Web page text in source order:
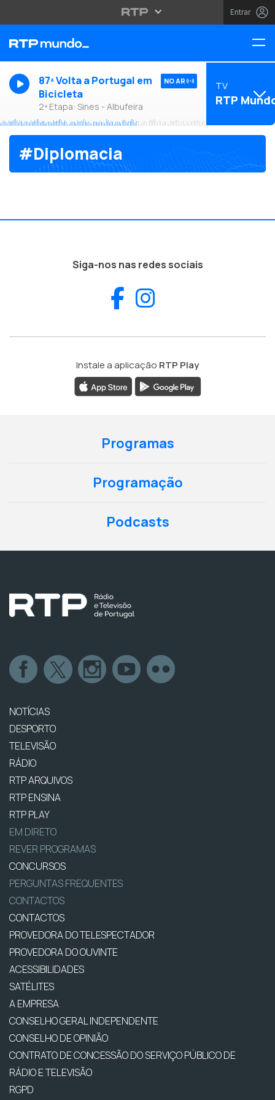
Entrar
87ª Volta a Portugal em
Bicicleta
2ª Etapa: Sines - Albufeira
NO AR TV
RTP
#Diplomacia
Siga-nos nas redes sociais
Facebook
Instale a aplicação RTP Play
Programas
Programação
Podcasts
NOTÍCIAS
DESPORTO
TELEVISÃO
RÁDIO
RTP ARQUIVOS
RTP ENSINA
RTP PLAY
EM DIRETO
REVER PROGRAMAS
CONCURSOS
PERGUNTAS FREQUENTES
CONTACTOS
CONTACTOS
PROVEDORA DO TELESPECTADOR
PROVEDORA DO OUVINTE
ACESSIBILIDADES
SATÉLITES
A EMPRESA
CONSELHO GERAL INDEPENDENTE
CONSELHO DE OPINIÃO
CONTRATO DE CONCESSÃO DO SERVIÇO PÚBLICO DE
RÁDIO E TELEVISÃO
RGPD